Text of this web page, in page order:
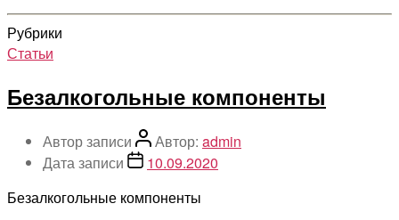
Рубрики
Статьи
Безалкогольные компоненты
Автор записи Автор: admin
Дата записи
10.09.2020
Безалкогольные компоненты